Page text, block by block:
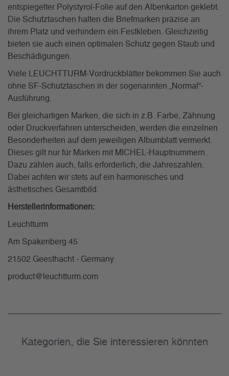
entspiegelter Polystyrol-Folie auf den Albenkarton geklebt.
Die Schutztaschen halten die Briefmarken präzise an
ihrem Platz und verhindern ein Festkleben. Gleichzeitig
bieten sie auch einen optimalen Schutz gegen Staub und
Beschädigungen.
Viele LEUCHTTURM-Vordruckblätter bekommen Sie auch
ohne SF-Schutztaschen in der sogenannten „Normal“-
Ausführung.
Bei gleichartigen Marken, die sich in z.B. Farbe, Zähnung
oder Druckverfahren unterscheiden, werden die einzelnen
Besonderheiten auf dem jeweiligen Albumblatt vermerkt.
Dieses gilt nur für Marken mit MICHEL-Hauptnummern.
Dazu zählen auch, falls erforderlich, die Jahreszahlen.
Dabei achten wir stets auf ein harmonisches und
ästhetisches Gesamtbild.
Herstellerinformationen:
Leuchtturm
Am Spakenberg 45
21502 Geesthacht - Germany
product@leuchtturm.com
Kategorien, die Sie interessieren könnten